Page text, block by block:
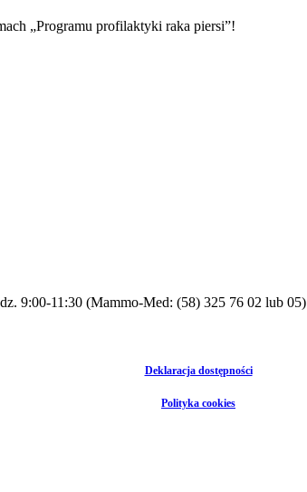
„Programu profilaktyki raka piersi”!
9:00-11:30 (Mammo-Med: (58) 325 76 02 lub 05)
Deklaracja dostępności
Polityka cookies